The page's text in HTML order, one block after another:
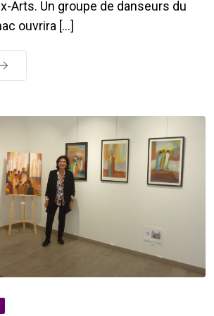
Arts. Un groupe de danseurs du
ouvrira […]